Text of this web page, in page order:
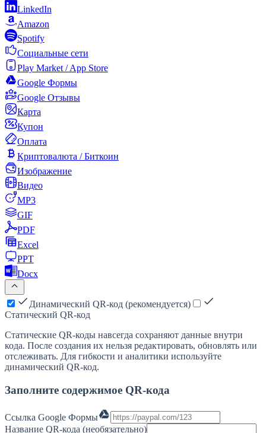
LinkedIn
Amazon
Spotify
Социальные сети
Play Market / App Store
Google Формы
Google Отзывы
Карта
Купон
Оплата
Криптовалюта / Биткоин
Изображение
Видео
MP3
GIF
PDF
Excel
PPT
Docx
Динамический QR-код (рекомендуется)
Статический QR-код
Статические QR-коды навсегда сохраняют данные внутри
кода. После создания их нельзя редактировать, обновлять или
отслеживать. Для гибкости и аналитики используйте
динамический QR-код.
Заполните содержимое QR-кода
Ссылка Google Формы
Название QR-кода (необязательно)